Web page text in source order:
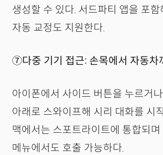
생성할 수 있다. 서드파티 앱을 포
자동 교정도 지원한다.
⑦다중 기기 접근: 손목에서 자동차
아이폰에서 사이드 버튼을 누르거
아래로 스와이프해 시리 대화를 시
맥에서는 스포트라이트에 통합되
메뉴에서도 호출 가능하다.